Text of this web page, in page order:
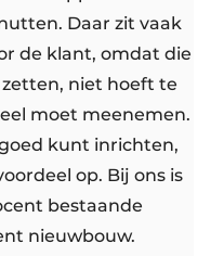
Daar zit vaak
de klant, omdat die
niet hoeft te
moet meenemen.
kunt inrichten,
op. Bij ons is
bestaande
nieuwbouw.